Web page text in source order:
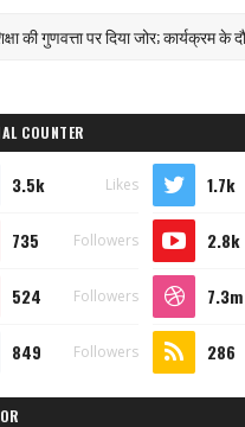
पर दिया जोर; कार्यक्रम के दौरान
COUNTER
3.5k Likes 1.7k
735 Followers 2.8k
524 Followers 7.3m
849 Followers 286